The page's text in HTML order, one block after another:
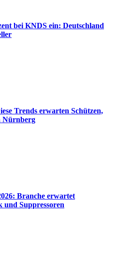
bei KNDS ein: Deutschland
Trends erwarten Schützen,
Nürnberg
Branche erwartet
Suppressoren